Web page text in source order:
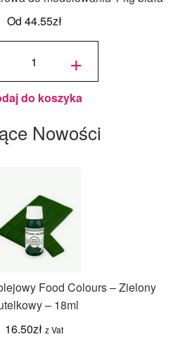
Od 44.55zł
do
biała +
do koszyka
Nowości
Food Colours – Zielony
– 18ml
16.50zł z Vat